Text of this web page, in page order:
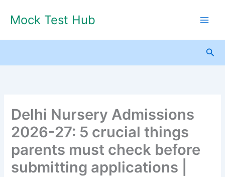
Mock Test Hub
Delhi Nursery Admissions
2026-27: 5 crucial things
parents must check before
submitting applications |